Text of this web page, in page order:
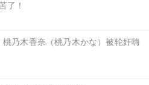
了！
乃木香奈（桃乃木かな）被轮奸嗨